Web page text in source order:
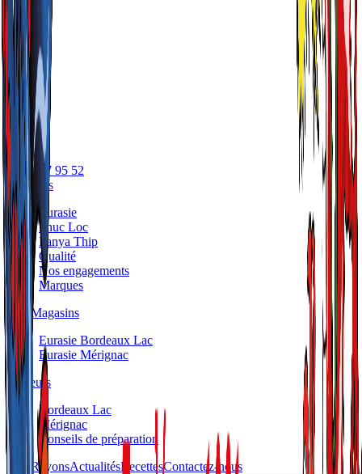
05 56 17 95 52
A propos
Eurasie
Phuc Loc
Panya Thip
Qualité
Nos engagements
Marques
Nos Magasins
Eurasie Bordeaux Lac
Eurasie Mérignac
Traiteurs
Bordeaux Lac
Mérignac
Conseils de préparation
Nos RayonsActualitésRecettesContactez-nous